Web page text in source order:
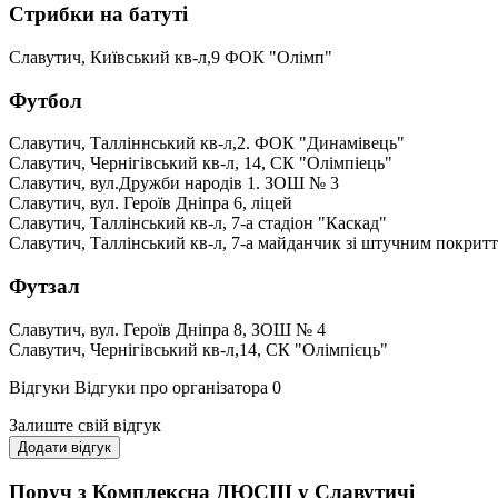
Стрибки на батуті
Славутич, Київський кв-л,9 ФОК "Олімп"
Футбол
Славутич, Талліннський кв-л,2. ФОК "Динамівець"
Славутич, Чернігівський кв-л, 14, СК "Олімпіець"
Славутич, вул.Дружби народів 1. ЗОШ № 3
Славутич, вул. Героїв Дніпра 6, ліцей
Славутич, Таллінський кв-л, 7-а стадіон "Каскад"
Славутич, Таллінський кв-л, 7-а майданчик зі штучним
Футзал
Славутич, вул. Героїв Дніпра 8, ЗОШ № 4
Славутич, Чернігівський кв-л,14, СК "Олімпієць"
Відгуки Відгуки про організатора 0
Залиште свій відгук
Додати відгук
Поруч з Комплексна ДЮСШ у Славутичі